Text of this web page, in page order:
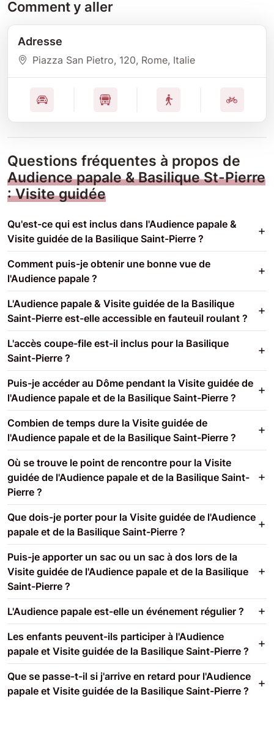
Comment y aller
Adresse
Piazza San Pietro, 120, Rome, Italie
Questions fréquentes à propos de
Audience papale & Basilique St-Pierre
: Visite guidée
Qu'est-ce qui est inclus dans l'Audience papale &
Visite guidée de la Basilique Saint-Pierre ?
Comment puis-je obtenir une bonne vue de
l'Audience papale ?
L'Audience papale & Visite guidée de la Basilique
Saint-Pierre est-elle accessible en fauteuil roulant ?
L'accès coupe-file est-il inclus pour la Basilique
Saint-Pierre ?
Puis-je accéder au Dôme pendant la Visite guidée de
l'Audience papale et de la Basilique Saint-Pierre ?
Combien de temps dure la Visite guidée de
l'Audience papale et de la Basilique Saint-Pierre ?
Où se trouve le point de rencontre pour la Visite
guidée de l'Audience papale et de la Basilique Saint-
Pierre ?
Que dois-je porter pour la Visite guidée de l'Audience
papale et de la Basilique Saint-Pierre ?
Puis-je apporter un sac ou un sac à dos lors de la
Visite guidée de l'Audience papale et de la Basilique
Saint-Pierre ?
L'Audience papale est-elle un événement régulier ?
Les enfants peuvent-ils participer à l'Audience
papale et Visite guidée de la Basilique Saint-Pierre ?
Que se passe-t-il si j'arrive en retard pour l'Audience
papale et Visite guidée de la Basilique Saint-Pierre ?